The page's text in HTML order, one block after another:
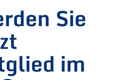
Sie
im